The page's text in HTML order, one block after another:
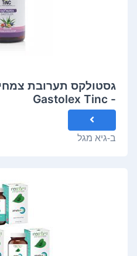
גסטולקס תערובת
- Gastolex Tinc
ב-גיא מגל